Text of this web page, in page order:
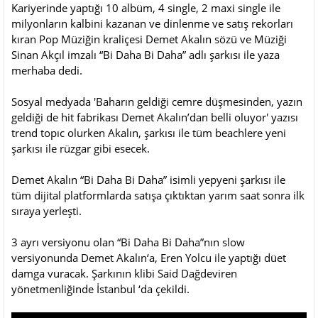
Kariyerinde yaptığı 10 albüm, 4 single, 2 maxi single ile
milyonların kalbini kazanan ve dinlenme ve satış rekorları
kıran Pop Müziğin kraliçesi Demet Akalın sözü ve Müziği
Sinan Akçıl imzalı “Bi Daha Bi Daha” adlı şarkısı ile yaza
merhaba dedi.
Sosyal medyada 'Baharın geldiği cemre düşmesinden, yazın
geldiği de hit fabrikası Demet Akalın’dan belli oluyor' yazısı
trend topıc olurken Akalın, şarkısı ile tüm beachlere yeni
şarkısı ile rüzgar gibi esecek.
Demet Akalın “Bi Daha Bi Daha” isimli yepyeni şarkısı ile
tüm dijital platformlarda satışa çıktıktan yarım saat sonra ilk
sıraya yerleşti.
3 ayrı versiyonu olan “Bi Daha Bi Daha”nın slow
versiyonunda Demet Akalın‘a, Eren Yolcu ile yaptığı düet
damga vuracak. Şarkının klibi Said Dağdeviren
yönetmenliğinde İstanbul ‘da çekildi.